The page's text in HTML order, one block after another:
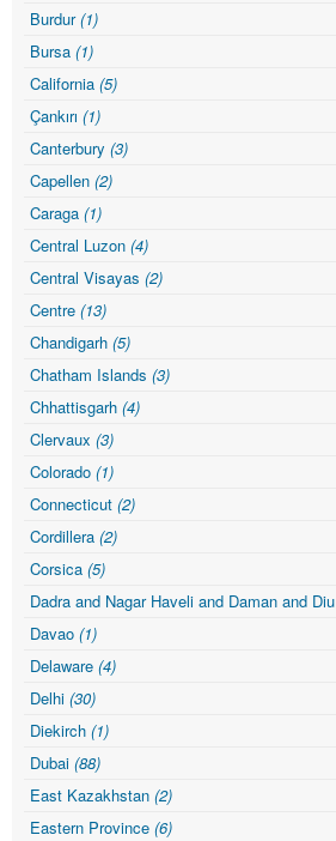
Burdur(1)
Bursa (1)
California (5)
Çankırı (1)
Canterbury (3)
Capellen (2)
Caraga (1)
Central Luzon (4)
Central Visayas (2)
Centre (13)
Chandigarh (5)
Chatham Islands (3)
Chhattisgarh (4)
Clervaux (3)
Colorado (1)
Connecticut (2)
Cordillera (2)
Corsica (5)
Dadra and Nagar Haveli and Daman and Diu
Davao (1)
Delaware (4)
Delhi (30)
Diekirch (1)
Dubai (88)
East Kazakhstan (2)
Eastern Province (6)